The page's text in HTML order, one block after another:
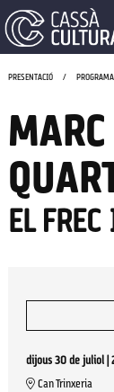
PRESENTACIÓ
EL
dijous 30 de juliol
Can Trinxeria